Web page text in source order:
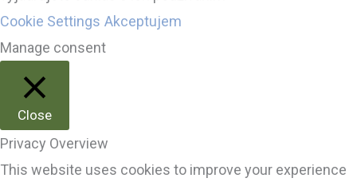
Cookie Settings Akceptujem
Manage consent
Close
Privacy Overview
This website uses cookies to improve your experience